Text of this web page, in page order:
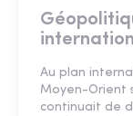
Au plan
Moyen-Orient
continuait de